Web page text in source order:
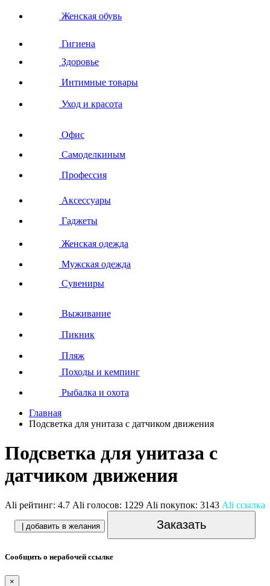
Женская обувь
Гигиена
Здоровье
Интимные товары
Уход и красота
Офис
Самоделкиным
Профессия
Аксессуары
Гаджеты
Женская одежда
Мужская одежда
Сувениры
Выживание
Пикник
Пляж
Походы и кемпинг
Рыбалка и охота
Главная
Подсветка для унитаза с датчиком движения
Подсветка для унитаза с
датчиком движения
Ali рейтинг: 4.7 Ali голосов: 1229 Ali покупок: 3143 Ali ссылка
| добавить в желания Заказать
Сообщить о нерабочей ссылке
×